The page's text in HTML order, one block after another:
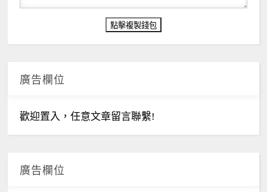
廣告欄位
歡迎置入，任意文章留言聯繫!
廣告欄位